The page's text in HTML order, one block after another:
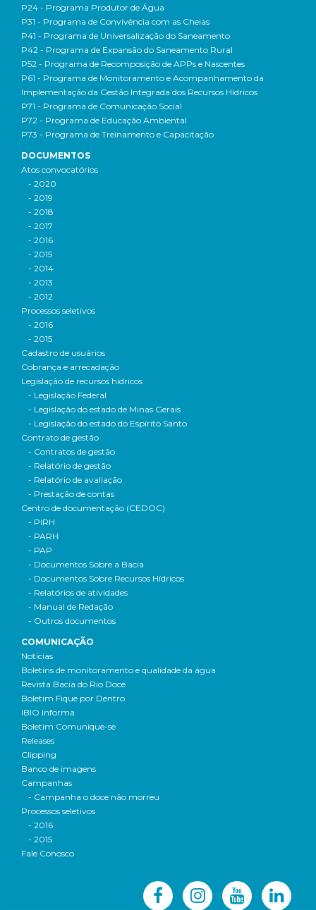
P24 - Programa Produtor de Água
P31 - Programa de Convivência com as Cheias
P41 - Programa de Universalização do Saneamento
P42 - Programa de Expansão do Saneamento Rural
P52 - Programa de Recomposição de APPs e Nascentes
P61 - Programa de Monitoramento e Acompanhamento da
Implementação da Gestão Integrada dos Recursos Hídricos
P71 - Programa de Comunicação Social
P72 - Programa de Educação Ambiental
P73 - Programa de Treinamento e Capacitação
DOCUMENTOS
Atos convocatórios
- 2020
- 2019
- 2018
- 2017
- 2016
- 2015
- 2014
- 2013
- 2012
Processos seletivos
- 2016
- 2015
Cadastro de usuários
Cobrança e arrecadação
Legislação de recursos hídricos
- Legislação Federal
- Legislação do estado de Minas Gerais
- Legislação do estado do Espírito Santo
Contrato de gestão
- Contratos de gestão
- Relatório de gestão
- Relatório de avaliação
- Prestação de contas
Centro de documentação (CEDOC)
- PIRH
- PARH
- PAP
- Documentos Sobre a Bacia
- Documentos Sobre Recursos Hídricos
- Relatórios de atividades
- Manual de Redação
- Outros documentos
COMUNICAÇÃO
Notícias
Boletins de monitoramento e qualidade da água
Revista Bacia do Rio Doce
Boletim Fique por Dentro
IBIO Informa
Boletim Comunique-se
Releases
Clipping
Banco de imagens
Campanhas
- Campanha o doce não morreu
Processos seletivos
- 2016
- 2015
Fale Conosco